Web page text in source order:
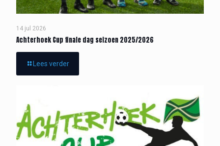
14 jul 2026
Achterhoek Cup finale dag seizoen 2025/2026
Lees verder